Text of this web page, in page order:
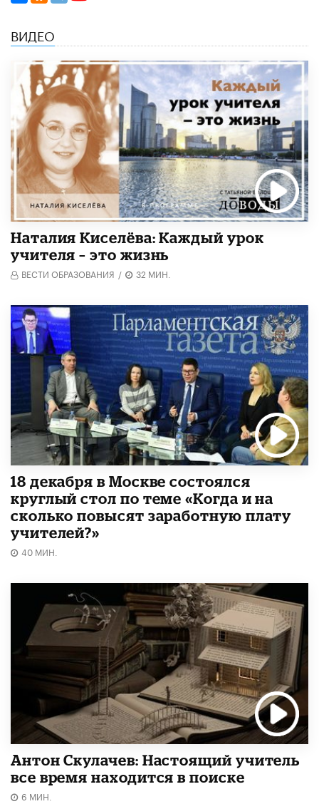
ВИДЕО
Наталия Киселёва: Каждый урок
учителя – это жизнь
ВЕСТИ ОБРАЗОВАНИЯ / 32 МИН.
18 декабря в Москве состоялся
круглый стол по теме «Когда и на
сколько повысят заработную плату
учителей?»
40 МИН.
Антон Скулачев: Настоящий учитель
все время находится в поиске
6 МИН.